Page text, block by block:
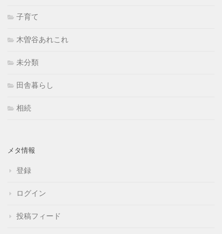
子育て
木曽谷あれこれ
未分類
田舎暮らし
相続
メタ情報
登録
ログイン
投稿フィード